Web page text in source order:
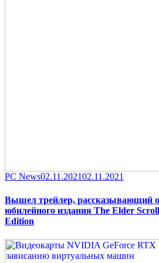
Category
PC NewsPosted
02.11.202102.11.2021
Вышел трейлер, рассказывающий о
юбилейного издания The Elder
Edition